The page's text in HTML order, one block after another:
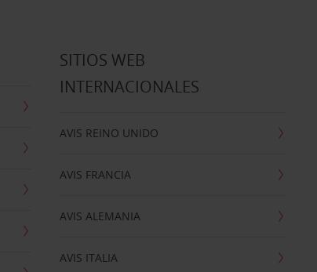
SITIOS WEB
INTERNACIONALES
AVIS REINO UNIDO
AVIS FRANCIA
AVIS ALEMANIA
AVIS ITALIA